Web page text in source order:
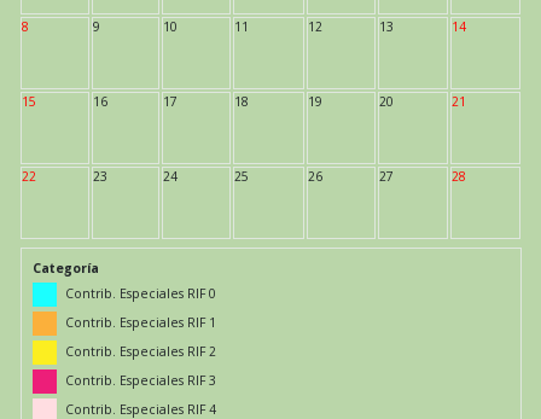
8 9 10 11 12 13 14
15 16 17 18 19 20 21
22 23 24 25 26 27 28
Categoría
Contrib. Especiales RIF 0
Contrib. Especiales RIF 1
Contrib. Especiales RIF 2
Contrib. Especiales RIF 3
Contrib. Especiales RIF 4